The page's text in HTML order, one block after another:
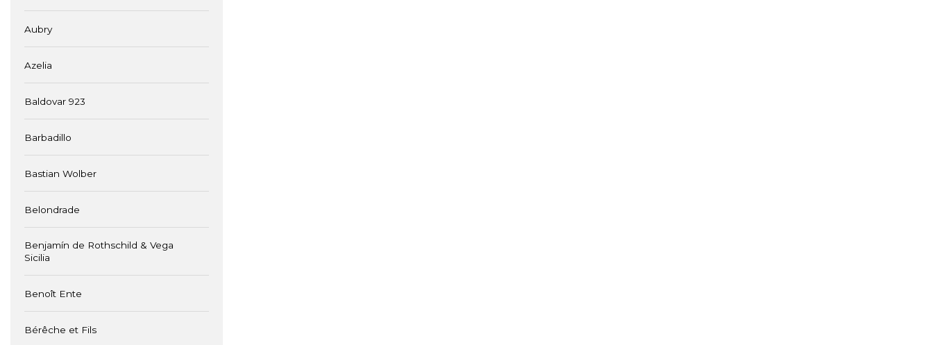
Aubry
Azelia
Baldovar 923
Barbadillo
Bastian Wolber
Belondrade
Benjamín de Rothschild & Vega
Sicilia
Benoît Ente
Bérêche et Fils